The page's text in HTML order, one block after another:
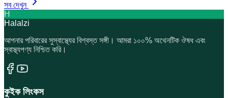
সব দেখুন
H
Halalzi
আপনার পরিবারের সুস্বাস্থ্যের বিশ্বস্ত সঙ্গী। আমরা ১০০% অথেনটিক ঔষধ এবং
স্বাস্থ্যপণ্য নিশ্চিত করি।
কুইক লিংকস